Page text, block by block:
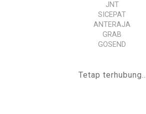
JNT
SICEPAT
ANTERAJA
GRAB
GOSEND
Tetap terhubung..